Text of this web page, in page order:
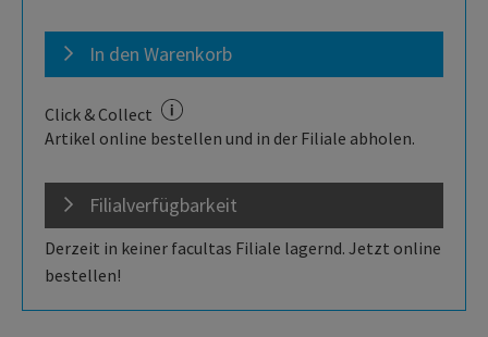
In den Warenkorb
Click & Collect
Artikel online bestellen und in der Filiale abholen.
Filialverfügbarkeit
Derzeit in keiner facultas Filiale lagernd. Jetzt online
bestellen!